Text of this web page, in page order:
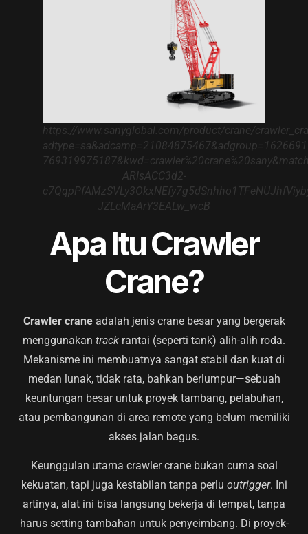
https://www.sanyglobal.com/product/crane/
ARIsACC3d2-
JZLcMaArY3EALw_wcB
Apa Itu Crawler
Crane?
Crawler craneadalah jenis crane besar yang bergerak
menggunakan track rantai (seperti tank) alih-alih roda.
Mekanisme ini membuatnya sangat stabil dan kuat di
medan lunak, tidak rata, bahkan berlumpur—sebuah
keuntungan besar untuk proyek tambang, pelabuhan,
atau pembangunan di area remote yang belum memiliki
akses jalan bagus.
Keunggulan utama crawler crane bukan cuma soal
kekuatan, tapi juga kestabilan tanpa perlu outrigger. Ini
artinya, alat ini bisa langsung bekerja di tempat, tanpa
harus setting tambahan untuk penyeimbang. Di proyek-